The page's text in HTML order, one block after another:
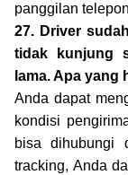
panggilan
27. Driver
tidak kunjung
lama. Apa yang
Anda dapat
kondisi
bisa dihubungi
tracking, Anda